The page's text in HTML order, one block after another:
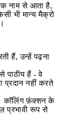
नाम से आता है,
भी मान्य मैक्रो
हैं, उन्हें पढ़ना
पाठीय हैं - वे
प्रदान नहीं करते
कॉलिंग फ़ंक्शन के
प्रभावी रूप से